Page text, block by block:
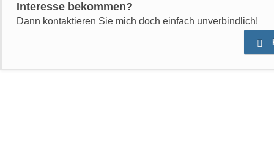
Interesse bekommen?
Dann kontaktieren Sie mich doch einfach unverbindlich!